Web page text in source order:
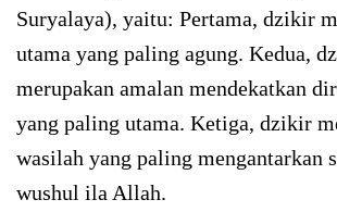
Suryalaya), yaitu: Pertama, dzikir
utama yang paling agung. Kedua,
merupakan amalan mendekatkan
yang paling utama. Ketiga, dzikir
wasilah yang paling mengantarkan
wushul ila Allah.